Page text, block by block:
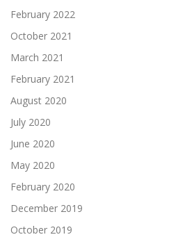
February 2022
October 2021
March 2021
February 2021
August 2020
July 2020
June 2020
May 2020
February 2020
December 2019
October 2019